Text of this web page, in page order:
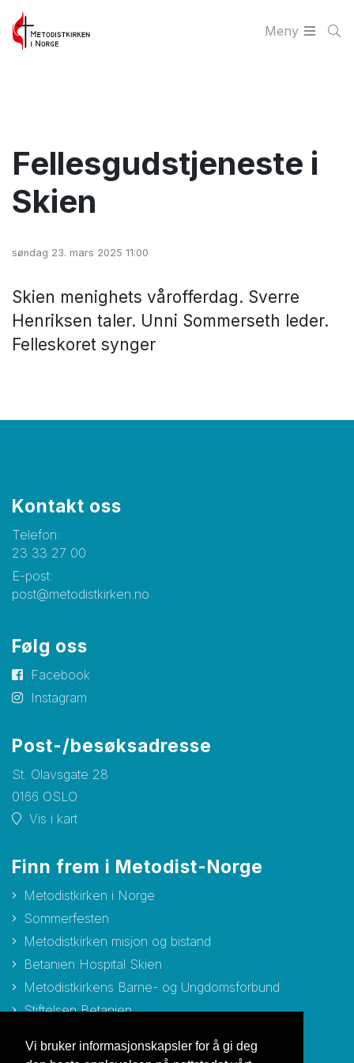
Vi bruker informasjonskapsler for å gi deg
Meny
Fellesgudstjeneste i
Skien
søndag 23. mars 2025 11:00
Skien menighets vårofferdag. Sverre
Henriksen taler. Unni Sommerseth leder.
Felleskoret synger
Kontakt oss
Telefon:
23 33 27 00
E-post:
post@metodistkirken.no
Følg oss
Facebook
Instagram
Post-/besøksadresse
St. Olavsgate 28
0166 OSLO
Vis i kart
Finn frem i Metodist-Norge
Metodistkirken i Norge
Sommerfesten
Metodistkirken misjon og bistand
Betanien Hospital Skien
Metodistkirkens Barne- og Ungdomsforbund
Stiftelsen Betanien